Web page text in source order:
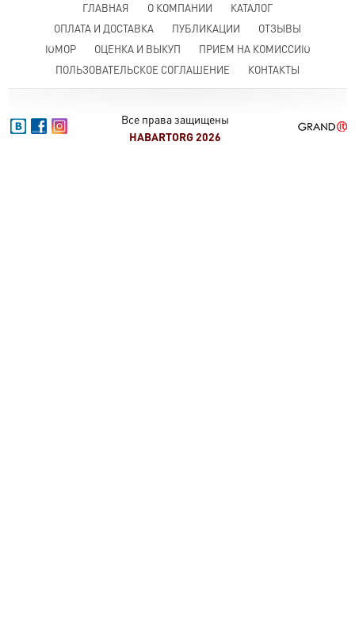
ГЛАВНАЯ О КОМПАНИИ
КАТАЛОГ
ОПЛАТА И ДОСТАВКА
ПУБЛИКАЦИИ
ОТЗЫВЫ
ЮМОР
ОЦЕНКА И ВЫКУП
ПРИЕМ НА КОМИССИЮ
ПОЛЬЗОВАТЕЛЬСКОЕ СОГЛАШЕНИЕ
КОНТАКТЫ
Все права защищены
HABARTORG 2026